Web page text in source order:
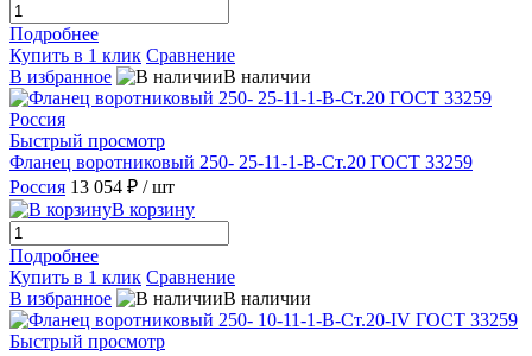
Подробнее
Купить в 1 клик Сравнение
В избранное
В наличии
Быстрый просмотр
Фланец воротниковый 250- 25-11-1-B-Ст.20 ГОСТ 33259
Россия 13 054 ₽ / шт
В корзину
Подробнее
Купить в 1 клик Сравнение
В избранное
В наличии
Быстрый просмотр